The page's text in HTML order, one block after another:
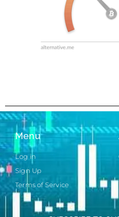
Menu
Log in
Sign Up
Terms of Service